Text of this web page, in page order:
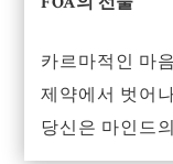
카르마적인 마
제약에서 벗어
당신은 마인드